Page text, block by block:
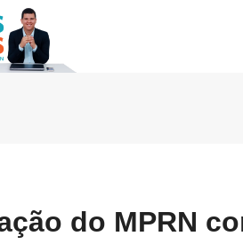
do MPRN